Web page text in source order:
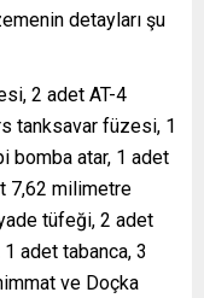
detayları şu
2 adet AT-4
tanksavar füzesi, 1
bomba atar, 1 adet
7,62 milimetre
tüfeği, 2 adet
adet tabanca, 3
ve Doçka